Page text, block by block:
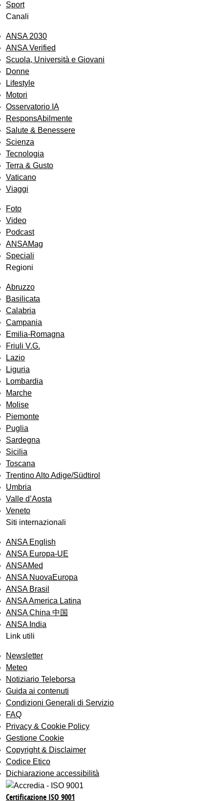
Sport
Canali
ANSA 2030
ANSA Verified
Scuola, Università e Giovani
Donne
Lifestyle
Motori
Osservatorio IA
ResponsAbilmente
Salute & Benessere
Scienza
Tecnologia
Terra & Gusto
Vaticano
Viaggi
Foto
Video
Podcast
ANSAMag
Speciali
Regioni
Abruzzo
Basilicata
Calabria
Campania
Emilia-Romagna
Friuli V.G.
Lazio
Liguria
Lombardia
Marche
Molise
Piemonte
Puglia
Sardegna
Sicilia
Toscana
Trentino Alto Adige/Südtirol
Umbria
Valle d’Aosta
Veneto
Siti internazionali
ANSA English
ANSA Europa-UE
ANSAMed
ANSA NuovaEuropa
ANSA Brasil
ANSA America Latina
ANSA China 中国
ANSA India
Link utili
Newsletter
Meteo
Notiziario Teleborsa
Guida ai contenuti
Condizioni Generali di Servizio
FAQ
Privacy & Cookie Policy
Gestione Cookie
Copyright & Disclaimer
Codice Etico
Dichiarazione accessibilità
Certificazione ISO 9001